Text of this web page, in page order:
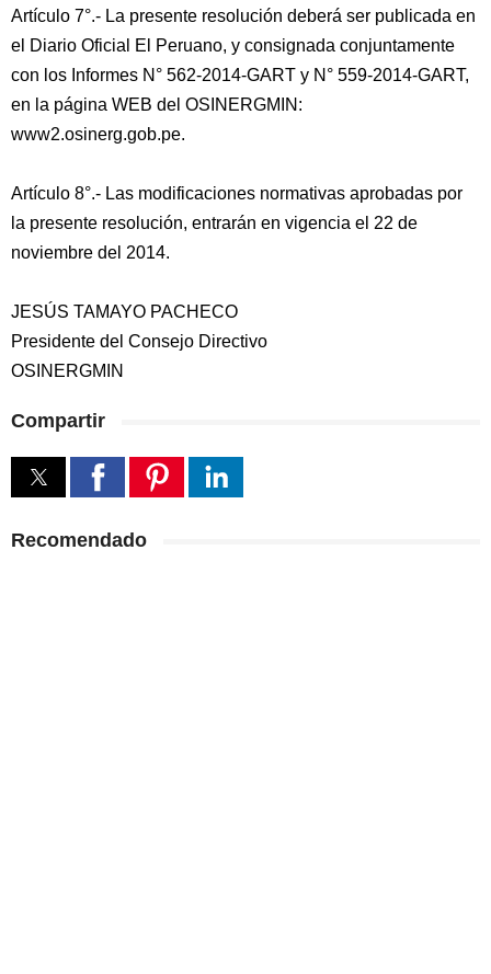
Artículo 7°.- La presente resolución deberá ser publicada en
el Diario Oficial El Peruano, y consignada conjuntamente
con los Informes N° 562-2014-GART y N° 559-2014-GART,
en la página WEB del OSINERGMIN:
www2.osinerg.gob.pe.
Artículo 8°.- Las modificaciones normativas aprobadas por
la presente resolución, entrarán en vigencia el 22 de
noviembre del 2014.
JESÚS TAMAYO PACHECO
Presidente del Consejo Directivo
OSINERGMIN
Compartir
Recomendado